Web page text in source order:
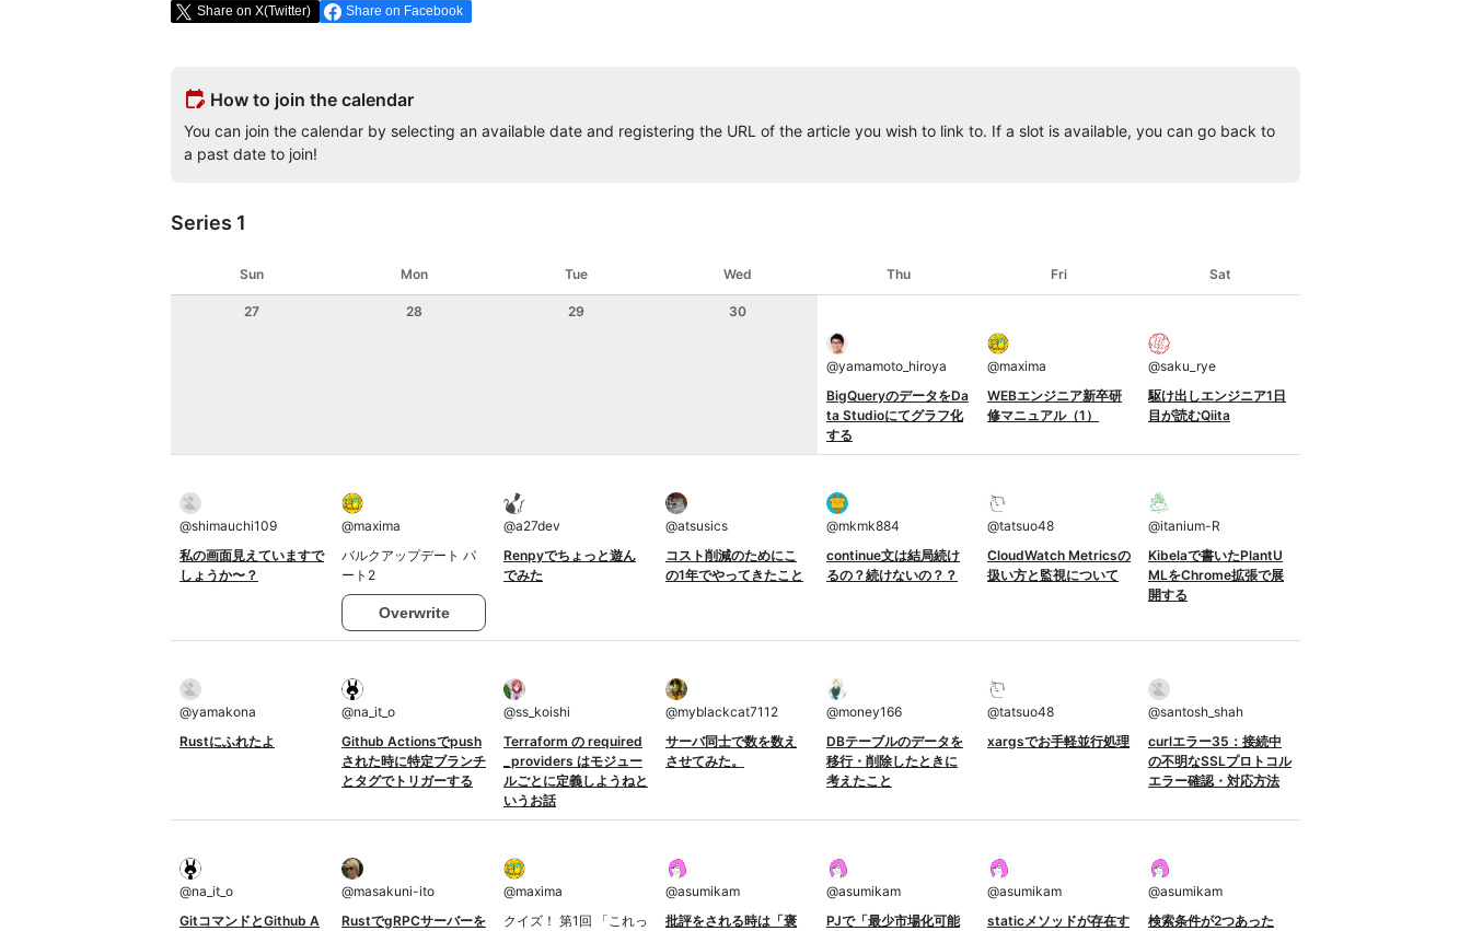
Share on X(Twitter) Share on Facebook
edit_calendar How to join the calendar
You can join the calendar by selecting an available date and registering the URL of the article you wish to link to. If a slot is available, you can go back to
a past date to join!
Series 1
Sun Mon Tue Wed Thu Fri Sat
27 28 29 30
@yamamoto_hiroya
BigQueryのデータをDa
ta Studioにてグラフ化
する
@maxima
WEBエンジニア新卒研
修マニュアル（1）
@saku_rye
駆け出しエンジニア1日
目が読むQiita
@shimauchi109
私の画面見えていますで
しょうか〜？
@maxima
バルクアップデート パ
ート2
Overwrite
@a27dev
Renpyでちょっと遊ん
でみた
@atsusics
コスト削減のためにこ
の1年でやってきたこと
@mkmk884
continue文は結局続け
るの？続けないの？？
@tatsuo48
CloudWatch Metricsの
扱い方と監視について
@itanium-R
Kibelaで書いたPlantU
MLをChrome拡張で展
開する
@yamakona
Rustにふれたよ
@na_it_o
Github Actionsでpush
された時に特定ブランチ
とタグでトリガーする
@ss_koishi
Terraform の required
_providers はモジュー
ルごとに定義しようねと
いうお話
@myblackcat7112
サーバ同士で数を数え
させてみた。
@money166
DBテーブルのデータを
移行・削除したときに
考えたこと
@tatsuo48
xargsでお手軽並行処理
@santosh_shah
curlエラー35：接続中
の不明なSSLプロトコル
エラー確認・対応方法
@na_it_o
GitコマンドとGithub A
@masakuni-ito
RustでgRPCサーバーを
@maxima
クイズ！ 第1回 「これっ
@asumikam
批評をされる時は「褒
@asumikam
PJで「最少市場化可能
@asumikam
staticメソッドが存在す
@asumikam
検索条件が2つあった